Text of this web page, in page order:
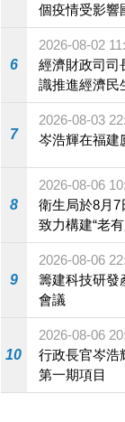
個疫情受影響
施
6
2026-08-02
經濟財政司司
識推進經濟民
7
2026-08-03
岑浩輝在福建
8
2026-08-06
衛生局於8月7
致力構建“老
9
2026-08-06
籌建科技研發
會議
10
2026-08-06
行政長官岑浩
第一期項目